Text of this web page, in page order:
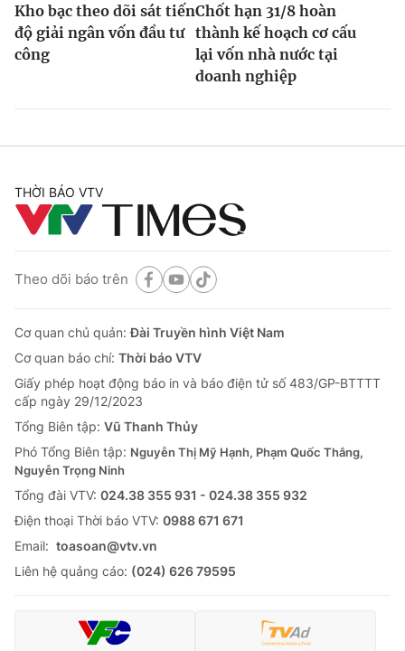
Kho bạc theo dõi sát tiến
độ giải ngân vốn đầu tư
công
Chốt hạn 31/8 hoàn
thành kế hoạch cơ cấu
lại vốn nhà nước tại
doanh nghiệp
THỜI BÁO VTV
Theo dõi báo trên
Cơ quan chủ quản:Đài Truyền hình Việt Nam
Cơ quan báo chí: Thời báo VTV
Giấy phép hoạt động báo in và báo điện tử số 483/GP-BTTTT
cấp ngày 29/12/2023
Tổng Biên tập: Vũ Thanh Thủy
Phó Tổng Biên tập: Nguyễn Thị Mỹ Hạnh, Phạm Quốc Thắng,
Nguyễn Trọng Ninh
Tổng đài VTV: 024.38 355 931 - 024.38 355 932
Ðiện thoại Thời báo VTV: 0988 671 671
Email: toasoan@vtv.vn
Liên hệ quảng cáo: (024) 626 79595